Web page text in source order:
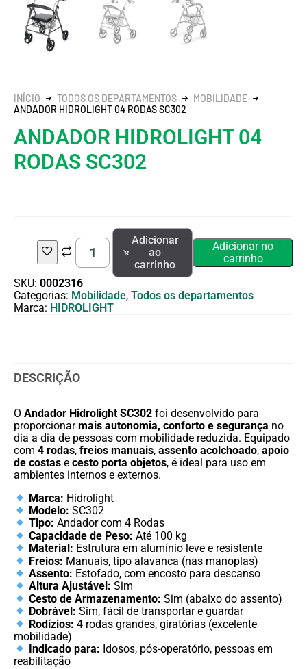
INÍCIO TODOS OS DEPARTAMENTOS
MOBILIDADE
ANDADOR HIDROLIGHT 04 RODAS SC302
ANDADOR HIDROLIGHT 04
RODAS SC302
Adicionar
ao
carrinho
Adicionar no
carrinho
SKU: 0002316
Categorias: Mobilidade, Todos os departamentos
Marca: HIDROLIGHT
DESCRIÇÃO
O Andador Hidrolight SC302 foi desenvolvido para
proporcionarmais autonomia, conforto e segurança no
dia a dia de pessoas com mobilidade reduzida. Equipado
com 4 rodas, freios manuais, assento acolchoado, apoio
de costas e cesto porta objetos, é ideal para uso em
ambientes internos e externos.
Marca: Hidrolight
Modelo: SC302
Tipo: Andador com 4 Rodas
Capacidade de Peso: Até 100 kg
Material: Estrutura em alumínio leve e resistente
Freios: Manuais, tipo alavanca (nas manoplas)
Assento: Estofado, com encosto para descanso
Altura Ajustável: Sim
Cesto de Armazenamento: Sim (abaixo do assento)
Dobrável: Sim, fácil de transportar e guardar
Rodízios: 4 rodas grandes, giratórias (excelente
mobilidade)
Indicado para: Idosos, pós-operatório, pessoas em
reabilitação